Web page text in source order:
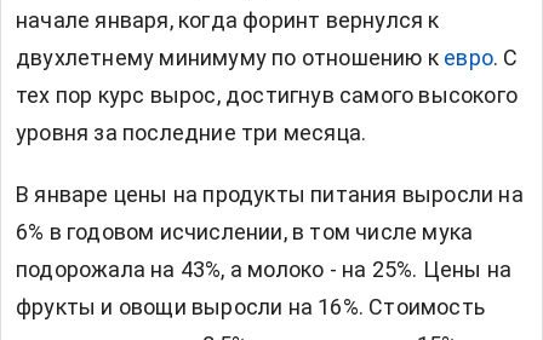
начале января, когда форинт вернулся к
двухлетнему минимуму по отношению к евро. С
тех пор курс вырос, достигнув самого высокого
уровня за последние три месяца.
В январе цены на продукты питания выросли на
6% в годовом исчислении, в том числе мука
подорожала на 43%, а молоко - на 25%. Цены на
фрукты и овощи выросли на 16%. Стоимость